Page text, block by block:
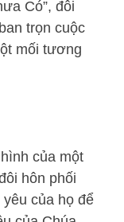
Có”, đôi
trọn cuộc
mối tương
của một
hôn phối
của họ để